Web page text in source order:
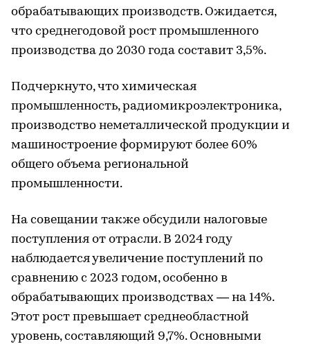
обрабатывающих производств. Ожидается,
что среднегодовой рост промышленного
производства до 2030 года составит 3,5%.
Подчеркнуто, что химическая
промышленность, радиомикроэлектроника,
производство неметаллической продукции и
машиностроение формируют более 60%
общего объема региональной
промышленности.
На совещании также обсудили налоговые
поступления от отрасли. В 2024 году
наблюдается увеличение поступлений по
сравнению с 2023 годом, особенно в
обрабатывающих производствах ― на 14%.
Этот рост превышает среднеобластной
уровень, составляющий 9,7%. Основными